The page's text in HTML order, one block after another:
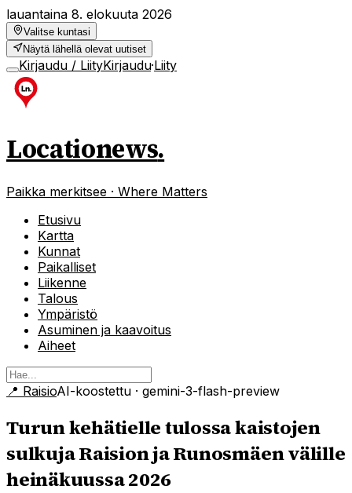
lauantaina 8. elokuuta 2026
Valitse kuntasi
Näytä lähellä olevat uutiset
Kirjaudu / LiityKirjaudu·Liity
Locationews.
Paikka merkitsee · Where Matters
Etusivu
Kartta
Kunnat
Paikalliset
Liikenne
Talous
Ympäristö
Asuminen ja kaavoitus
Aiheet
📍 RaisioAI-koostettu · gemini-3-flash-preview
Turun kehätielle tulossa kaistojen
sulkuja Raision ja Runosmäen välille
heinäkuussa 2026